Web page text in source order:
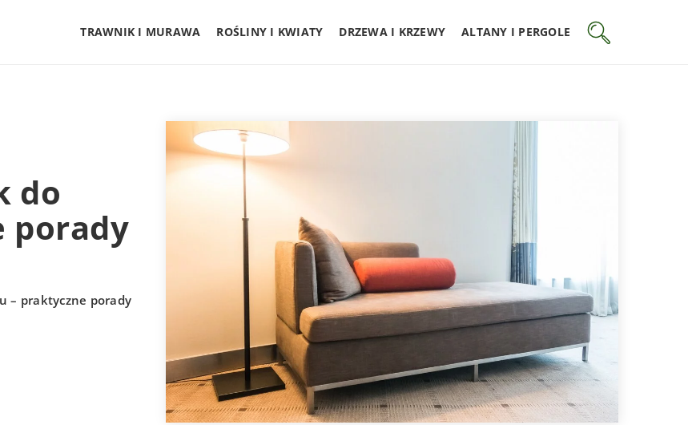
TRAWNIK I MURAWA ROŚLINY I KWIATY DRZEWA I KRZEWY ALTANY I PERGOLE
do
porady
– praktyczne porady